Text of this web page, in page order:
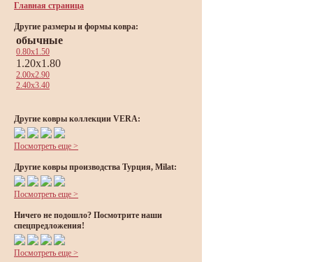
Главная страница
Другие размеры и формы ковра:
обычные
0.80x1.50
1.20x1.80
2.00x2.90
2.40x3.40
Другие ковры коллекции VERA:
Посмотреть еще >
Другие ковры производства Турция, Milat:
Посмотреть еще >
Ничего не подошло? Посмотрите наши
спецпредложения!
Посмотреть еще >